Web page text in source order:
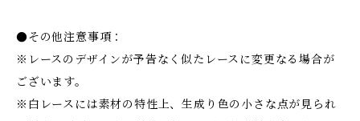
●その他注意事項：
※レースのデザインが予告なく似たレースに変更なる場合が
ございます。
※白レースには素材の特性上、生成り色の小さな点が見られ